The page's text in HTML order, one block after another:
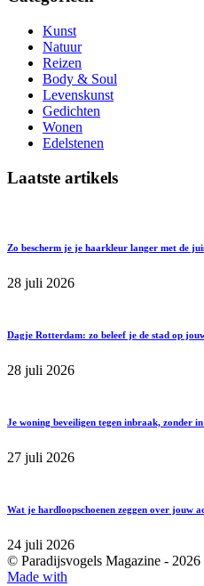
Kunst
Natuur
Reizen
Body & Soul
Levenskunst
Gedichten
Wonen
Edelstenen
Laatste artikels
Zo bescherm je je haarkleur langer met de
28 juli 2026
Dagje Rotterdam: zo beleef je de stad op
28 juli 2026
Je woning beveiligen tegen inbraak, zonder
27 juli 2026
Wat je hardloopschoenen zeggen over jouw
24 juli 2026
© Paradijsvogels Magazine - 2026
Made with